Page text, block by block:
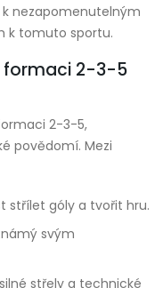
nezapomenutelným
k tomuto sportu.
formaci 2-3-5
2-3-5,
povědomí. Mezi
střílet góly a tvořit hru.
svým
střely a technické